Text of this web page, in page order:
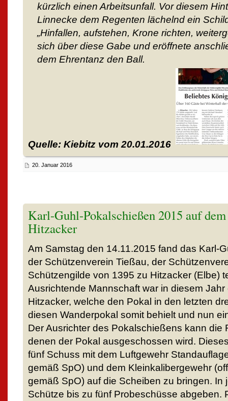
kürzlich einen Arbeitsunfall. Vor diesem
Linnecke dem Regenten lächelnd ein
„Hinfallen, aufstehen, Krone richten,
sich über diese Gabe und eröffnete
dem Ehrentanz den Ball.
Quelle: Kiebitz vom 20.01.2016
20. Januar 2016
Karl-Guhl-Pokalschießen 2015 auf
Hitzacker
Am Samstag den 14.11.2015 fand das Karl-
der Schützenverein Tießau, der
Schützengilde von 1395 zu Hitzacker (Elbe)
Ausrichtende Mannschaft war in diesem
Hitzacker, welche den Pokal in den letzten
diesen Wanderpokal somit behielt und nun
Der Ausrichter des Pokalschießens kann die
denen der Pokal ausgeschossen wird.
fünf Schuss mit dem Luftgewehr
gemäß SpO) und dem Kleinkalibergewehr
gemäß SpO) auf die Scheiben zu bringen. In
Schütze bis zu fünf Probeschüsse abgeben.